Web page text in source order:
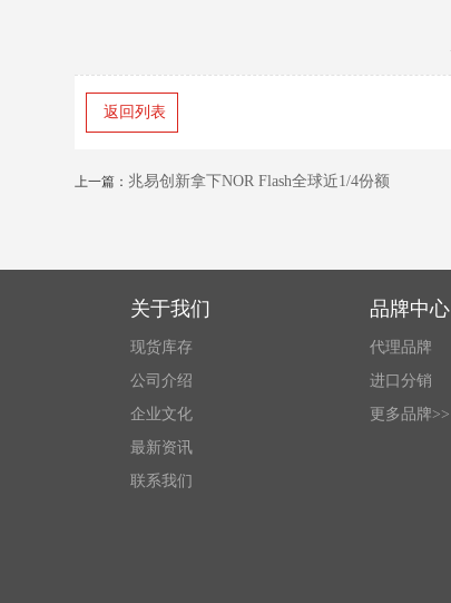
返回列表
上一篇： 兆易创新拿下NOR Flash全球近1/4份额
关于我们
现货库存
公司介绍
企业文化
最新资讯
联系我们
品牌中心
代理品牌
进口分销
更多品牌>>